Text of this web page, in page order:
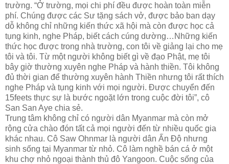
trường. “Ở trường, mọi chi phí đều được hoàn toàn miễn
phí. Chúng được các Sư tặng sách vở, được bảo ban dạy
dỗ không chỉ những kiến thức xã hội mà còn được học cả
tụng kinh, nghe Pháp, biết cách cúng dường…Những kiến
thức học được trong nhà trường, con tôi về giảng lại cho mẹ
tôi và tôi. Từ một người không biết gì về đạo Phật, mẹ tôi
bây giờ thường xuyên nghe Pháp và hành thiền. Tôi không
đủ thời gian để thường xuyên hành Thiền nhưng tôi rất thích
nghe Pháp và tụng kinh với mọi người. Được chuyển đến
15feets thực sự là bước ngoặt lớn trong cuộc đời tôi”, cô
San San Aye chia sẻ.
Trung tâm không chỉ có người dân Myanmar mà còn mở
rộng cửa chào đón tất cả mọi người đến từ nhiều quốc gia
khác nhau. Cô Saw Ohnmar là người dân Ấn Độ nhưng
sinh sống tại Myanmar từ nhỏ. Cô làm nghề bán cá ở một
khu chợ nhỏ ngoại thành thủ đô Yangoon. Cuộc sống của